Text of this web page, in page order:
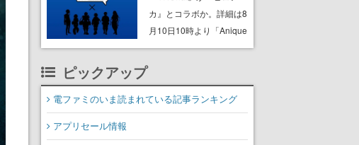
深められる狩人様必携の
一冊
カ』とコラボか。詳細は8
月10日10時より「Anique
| アニーク」公式Xにて公
ピックアップ
電ファミのいま読まれている記事ランキング
アプリセール情報